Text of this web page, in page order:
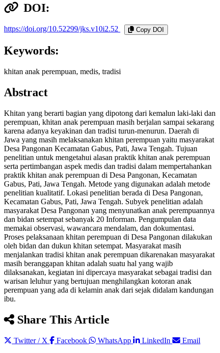
DOI:
https://doi.org/10.52299/jks.v10i2.52 Copy DOI
Keywords:
khitan anak perempuan, medis, tradisi
Abstract
Khitan yang berarti bagian yang dipotong dari kemalun laki-laki dan
perempuan, khitan anak perempuan masih berjalan sampai sekarang
karena adanya keyakinan dan tradisi turun-menurun. Daerah di
Jawa yang masih melaksanakan khitan perempuan yaitu masyarakat
Desa Pangonan Kecamatan Gabus, Pati, Jawa Tengah. Tujuan
penelitian untuk mengetahui alasan praktik khitan anak perempuan
serta pertimbangan aspek medis dan tradisi dalam mempertahankan
praktik khitan anak perempuan di Desa Pangonan, Kecamatan
Gabus, Pati, Jawa Tengah. Metode yang digunakan adalah metode
penelitian kualitatif. Lokasi penelitian berada di Desa Pangonan,
Kecamatan Gabus, Pati, Jawa Tengah. Subyek penelitian adalah
masyarakat Desa Pangonan yang menyunatkan anak perempuannya
dan bidan setempat sebanyak 20 Informan. Pengumpulan data
memakai observasi, wawancara mendalam, dan dokumentasi.
Proses pelaksanaan khitan perempuan di Desa Pangonan dilakukan
oleh bidan dan dukun khitan setempat. Masyarakat masih
menjalankan tradisi khitan anak perempuan dikarenakan masyarakat
masih beranggapan khitan adalah suatu hal yang wajib
dilaksanakan, kegiatan ini dipercaya masyarakat sebagai tradisi dan
warisan leluhur yang bertujuan menghilangkan kotoran anak
perempuan yang ada di kelamin anak dari sejak didalam kandungan
ibu.
Share This Article
Twitter / X Facebook WhatsApp LinkedIn Email